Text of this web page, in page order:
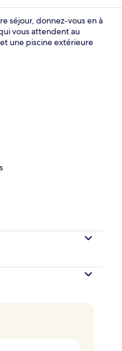
séjour, donnez-vous en à
vous attendent au
une piscine extérieure